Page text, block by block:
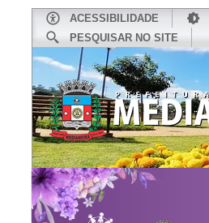
ACESSIBILIDADE
PESQUISAR NO SITE